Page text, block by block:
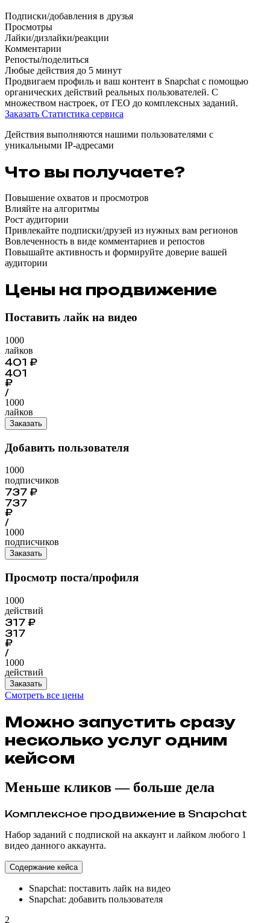
Подписки/добавления в друзья
Просмотры
Лайки/дизлайки/реакции
Комментарии
Репосты/поделиться
Любые действия до 5 минут
Продвигаем профиль и ваш контент в Snapchat с помощью
органических действий реальных пользователей. С
множеством настроек, от ГЕО до комплексных заданий.
Заказать Статистика сервиса
Действия выполняются нашими пользователями с
уникальными IP-адресами
Что вы получаете?
Повышение охватов и просмотров
Влияйте на алгоритмы
Рост аудитории
Привлекайте подписки/друзей из нужных вам регионов
Вовлеченность в виде комментариев и репостов
Повышайте активность и формируйте доверие вашей
аудитории
Цены на продвижение
Поставить лайк на видео
1000
лайков
401 ₽
401
₽
/
1000
лайков
Заказать
Добавить пользователя
1000
подписчиков
737 ₽
737
₽
/
1000
подписчиков
Заказать
Просмотр поста/профиля
1000
действий
317 ₽
317
₽
/
1000
действий
Заказать
Смотреть все цены
Можно запустить сразу
несколько услуг одним
кейсом
Меньше кликов — больше дела
Комплексное продвижение в Snapchat
Набор заданий с подпиской на аккаунт и лайком любого 1
видео данного аккаунта.
Содержание кейса
Snapchat: поставить лайк на видео
Snapchat: добавить пользователя
2